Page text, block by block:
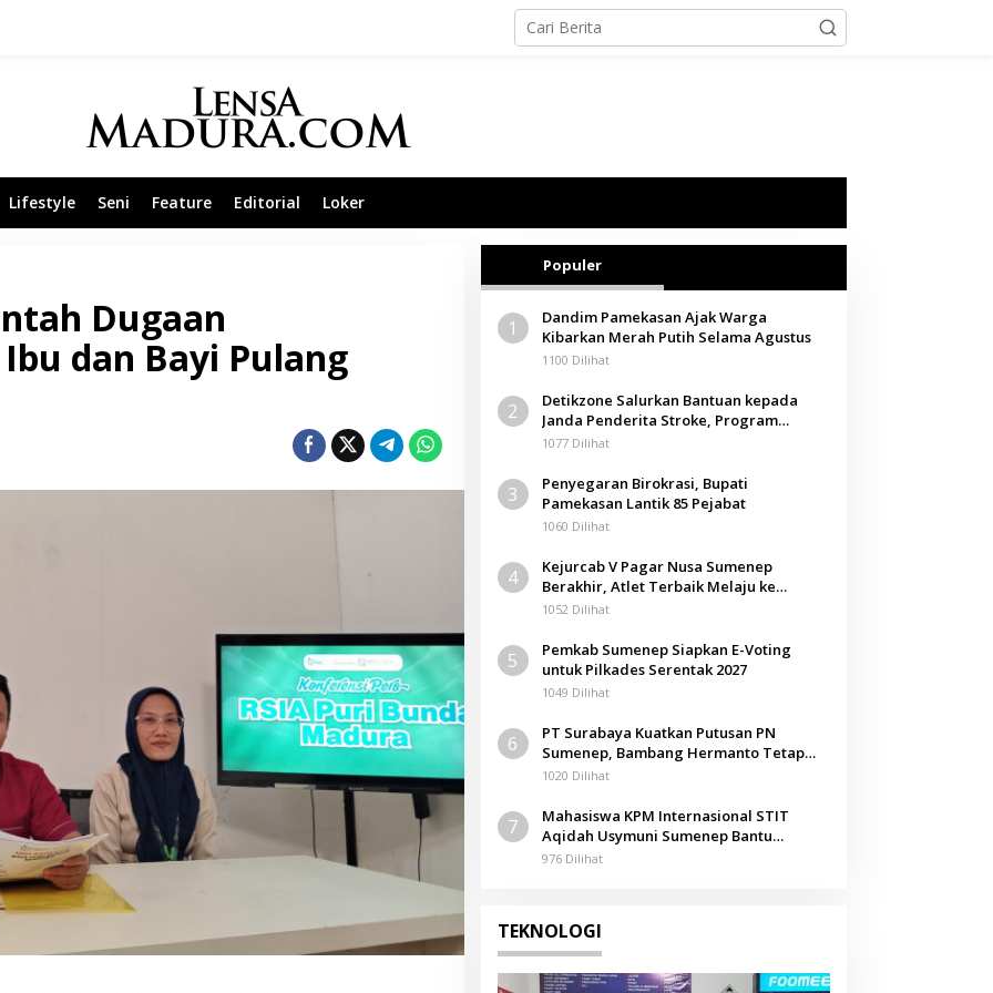
Lifestyle Seni Feature Editorial Loker
Dugaan
dan Bayi Pulang
Populer
1
Dandim Pamekasan Ajak Warga
Kibarkan Merah Putih Selama Agustus
1100 Dilihat
2
Detikzone Salurkan Bantuan kepada
Janda Penderita Stroke, Program
Berbagi Masuki Hari ke-61
1077 Dilihat
3
Penyegaran Birokrasi, Bupati
Pamekasan Lantik 85 Pejabat
1060 Dilihat
4
Kejurcab V Pagar Nusa Sumenep
Berakhir, Atlet Terbaik Melaju ke
Kejurwil Jatim
1052 Dilihat
5
Pemkab Sumenep Siapkan E-Voting
untuk Pilkades Serentak 2027
1049 Dilihat
6
PT Surabaya Kuatkan Putusan PN
Sumenep, Bambang Hermanto Tetap
Dinyatakan Pemilik Sah Tanah di
1020 Dilihat
7
Mahasiswa KPM Internasional STIT
Aqidah Usymuni Sumenep Bantu
Pengurusan Jenazah WNI di Malaysia
976 Dilihat
TEKNOLOGI